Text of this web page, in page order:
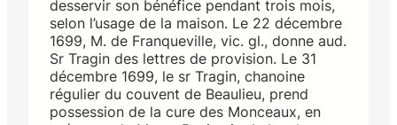
desservir son bénéfice pendant trois mois,
selon l’usage de la maison. Le 22 décembre
1699, M. de Franqueville, vic. gl., donne aud.
Sr Tragin des lettres de provision. Le 31
décembre 1699, le sr Tragin, chanoine
régulier du couvent de Beaulieu, prend
possession de la cure des Monceaux, en